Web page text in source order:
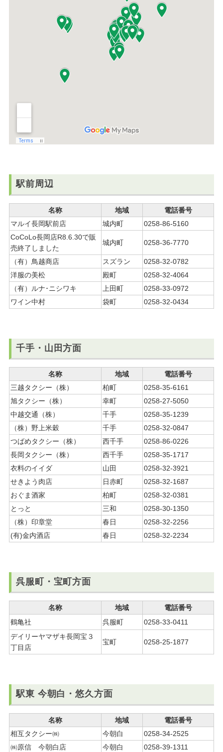
駅前周辺
名称 地域
電話番号
マルイ長岡駅前店
城内町
0258-86-5160
CoCoLo長岡店R8.6.30で販
売終了しました
城内町 0258-36-7770
（有）鳥越商店 スズラン
0258-32-0782
洋服の美松
殿町
0258-32-4064
（有）ルナ･ニシワキ
上田町
0258-33-0972
ワイン中村
袋町 0258-32-0434
千手・山田方面
名称 地域
電話番号
三越タクシー（株）
柏町
0258-35-6161
旭タクシー（株）
幸町
0258-27-5050
中越交通（株）
千手
0258-35-1239
（株）野上米穀
千手
0258-32-0847
つばめタクシー（株）
西千手
0258-86-0226
長岡タクシー（株）
西千手
0258-35-1717
衣料のイイダ
山田
0258-32-3921
せきよう肉店
日赤町
0258-32-1687
おぐま酒家
柏町
0258-32-0381
とっと
三和
0258-30-1350
（株）印章堂
春日
0258-32-2256
(有)金内酒店
春日 0258-32-2234
呉服町・宝町方面
名称 地域
電話番号
鶴亀社
呉服町
0258-33-0411
デイリーヤマザキ長岡宝３
丁目店
宝町 0258-25-1877
駅東 今朝白・悠久方面
名称 地域
電話番号
相互タクシー㈱
今朝白
0258-34-2525
㈱原信 今朝白店
今朝白 0258-39-1311